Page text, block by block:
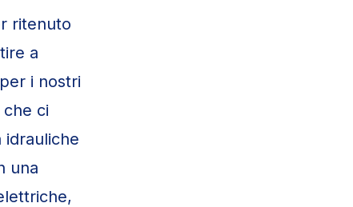
ritenuto
a
i nostri
ci
idrauliche
una